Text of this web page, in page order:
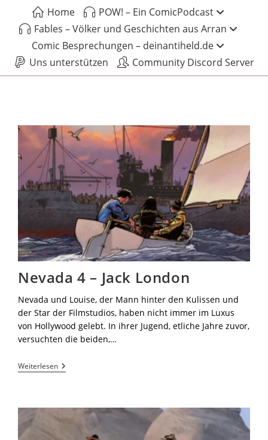
Home
POW! – Ein ComicPodcast
Fables – Völker und Geschichten aus Arran
Comic Besprechungen – deinantiheld.de
Uns unterstützen
Community Discord Server
Nevada 4 – Jack London
Nevada und Louise, der Mann hinter den Kulissen und
der Star der Filmstudios, haben nicht immer im Luxus
von Hollywood gelebt. In ihrer Jugend, etliche Jahre zuvor,
versuchten die beiden,…
Weiterlesen